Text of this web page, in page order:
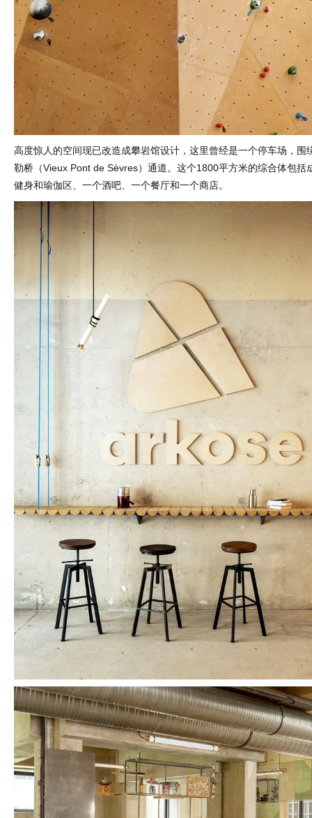
高度惊人的空间现已改造成攀岩馆设计，这里曾经是一个停车场，围
勒桥（Vieux Pont de Sèvres）通道。这个1800平方米的综合体包括
健身和瑜伽区、一个酒吧、一个餐厅和一个商店。